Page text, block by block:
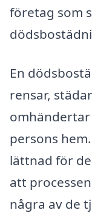
företag som
En
rensar,
persons
lättnad för
att
några av de